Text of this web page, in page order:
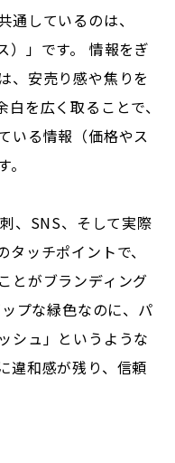
通しているのは、
）」です。 情報をぎ
、安売り感や焦りを
を広く取ることで、
いる情報（価格やス
、SNS、そして実際
ッチポイントで、
とがブランディング
プな緑色なのに、パ
シュ」というような
違和感が残り、信頼